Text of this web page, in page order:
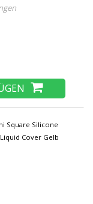
Square Silicone
Cover Gelb